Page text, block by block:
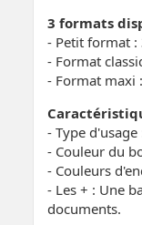
3 formats
- Petit format
- Format
- Format maxi
- Type
- Couleur du
- Couleurs
- Les + : Une
documents.